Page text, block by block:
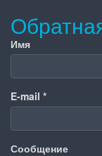
Имя
E-mail *
Сообщение